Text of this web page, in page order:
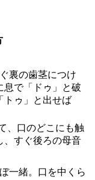
裏の歯茎につけ
息で「ドゥ」と破
トゥ」と出せば
、口のどこにも触
、すぐ後ろの母音
一緒。口を中くら